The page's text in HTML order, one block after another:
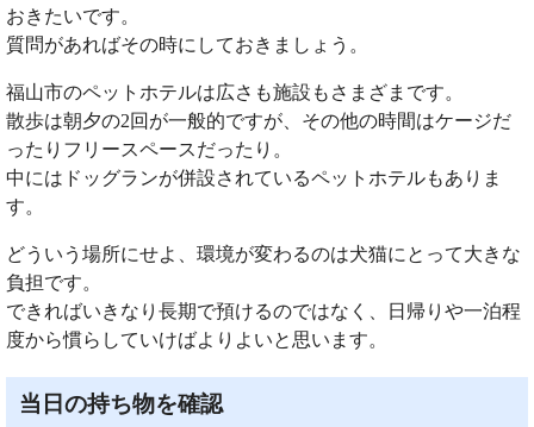
おきたいです。
質問があればその時にしておきましょう。
福山市のペットホテルは広さも施設もさまざまです。
散歩は朝夕の2回が一般的ですが、その他の時間はケージだ
ったりフリースペースだったり。
中にはドッグランが併設されているペットホテルもありま
す。
どういう場所にせよ、環境が変わるのは犬猫にとって大きな
負担です。
できればいきなり長期で預けるのではなく、日帰りや一泊程
度から慣らしていけばよりよいと思います。
当日の持ち物を確認